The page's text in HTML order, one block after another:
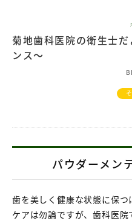
菊地歯科医院の衛生士
ンス～
パウダーメン
歯を美しく健康な状態に保
ケアは勿論ですが、歯科医